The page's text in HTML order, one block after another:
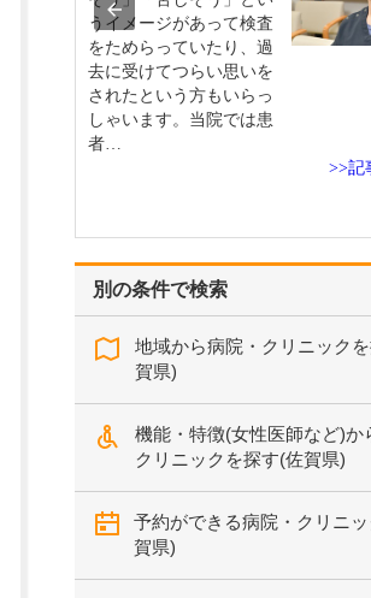
別の条件で検索
地域から病院・クリニック
賀県)
機能・特徴(女性医師など)か
クリニックを探す(佐賀県)
予約ができる病院・クリニ
賀県)
うイメージがあって検査
をためらっていたり、過
去に受けてつらい思いを
されたという方もいらっ
しゃいます。当院では患
者…
>>記